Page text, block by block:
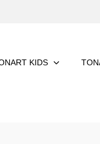
KIDS